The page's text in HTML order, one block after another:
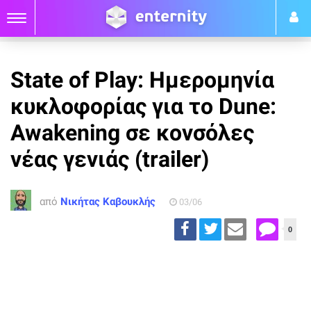
State of Play: Ημερομηνία
κυκλοφορίας για το Dune:
Awakening σε κονσόλες
νέας γενιάς (trailer)
από Νικήτας Καβουκλής 03/06
0